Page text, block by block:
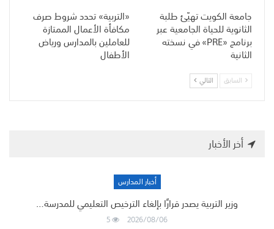
جامعة الكويت تهيّئ طلبة
الثانوية للحياة الجامعية عبر
برنامج «PRE» في نسخته
الثانية
«التربية» تحدد شروط صرف
مكافأة الأعمال الممتازة
للعاملين بالمدارس ورياض
الأطفال
السابق التالي
أخر الأخبار
أخبار المدارس
وزير التربية يصدر قرارًا بإلغاء الترخيص التعليمي للمدرسة…
2026/08/06
5